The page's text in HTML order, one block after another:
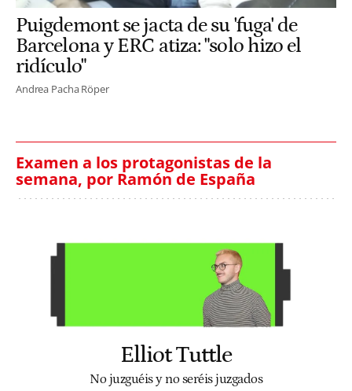
Puigdemont se jacta de su 'fuga' de
Barcelona y ERC atiza: "solo hizo el
ridículo"
Andrea Pacha Röper
Examen a los protagonistas de la
semana, por Ramón de España
Elliot Tuttle
No juzguéis y no seréis juzgados